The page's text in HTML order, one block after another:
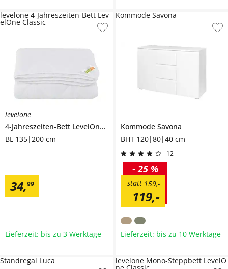
levelone
4-Jahreszeiten-Bett LevelOne Classic
BL 135|200 cm
34,99
levelone 4-Jahreszeiten-Bett Lev
elOne Classic
Lieferzeit: bis zu 3 Werktage
Kommode Savona
BHT 120|80|40 cm
12
119,-
159,-
statt
- 25 %
Kommode Savona
Lieferzeit: bis zu 10 Werktage
Standregal Luca levelone Mono-Steppbett LevelO